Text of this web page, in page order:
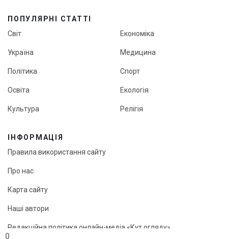
0
ПОПУЛЯРНІ СТАТТІ
Світ
Україна
Політика
Освіта
Культура
Економіка
Медицина
Спорт
Екологія
Релігія
ІНФОРМАЦІЯ
Правила використання сайту
Про нас
Карта сайту
Наші автори
Редакційна політика онлайн-медіа «Кут огляду»